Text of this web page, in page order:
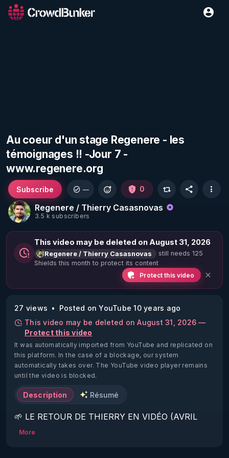
Au coeur d'un stage Regenere - les
témoignages !! -Jour 7 -
www.regenere.org
Regenere / Thierry Casasnovas
3.5 k subscribers
Subscribe — 0
This video may be deleted on August 31, 2026
Regenere / Thierry Casasnovas
still needs 125
Shields this month to protect its content
Protect this video
27 views
Posted on YouTube 10 years ago
This video may be deleted on August 31, 2026 —
Protect this video
It was automatically imported from YouTube and replicated on
this platform. In the case of a blockage, our system
automatically takes over. The YouTube video player remains
until the video is blocked.
Description Résumé
🌱 LE RETOUR DE THIERRY EN VIDÉO (AVRIL
2022)!
More